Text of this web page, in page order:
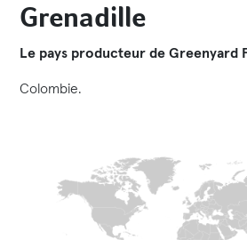
Grenadille
Le pays producteur de Greenyard
Colombie.